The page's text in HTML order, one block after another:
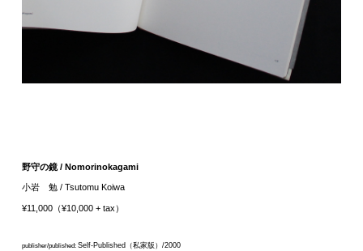
野守の鏡 / Nomorinokagami
小岩 勉 / Tsutomu Koiwa
¥11,000（¥10,000 + tax）
publisher/published: Self-Published（私家版）/2000